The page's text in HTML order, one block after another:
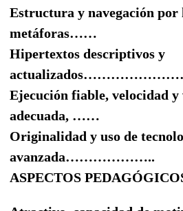
Estructura y navegación por
metáforas……
Hipertextos descriptivos y
Ejecución fiable, velocidad
adecuada, ……
Originalidad y uso de
avanzada………………..
ASPECTOS